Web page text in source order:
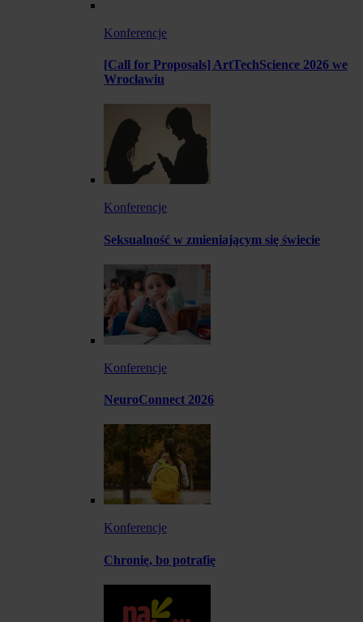
Konferencje
[Call for Proposals] ArtTechScience 2026 we
Wrocławiu
Konferencje
Seksualność w zmieniającym się świecie
Konferencje
NeuroConnect 2026
Konferencje
Chronię, bo potrafię